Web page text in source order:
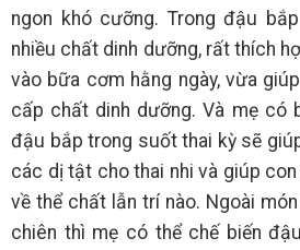
ngon khó cưỡng. Trong đậu
nhiều chất dinh dưỡng, rất thích
vào bữa cơm hằng ngày, vừa
cấp chất dinh dưỡng. Và mẹ có
đậu bắp trong suốt thai kỳ sẽ
các dị tật cho thai nhi và giúp
về thể chất lẫn trí nào. Ngoài
chiên thì mẹ có thể chế biến